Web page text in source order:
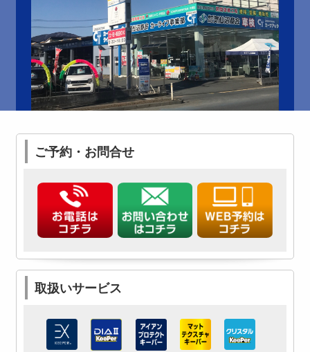
ご予約・お問合せ
取扱いサービス